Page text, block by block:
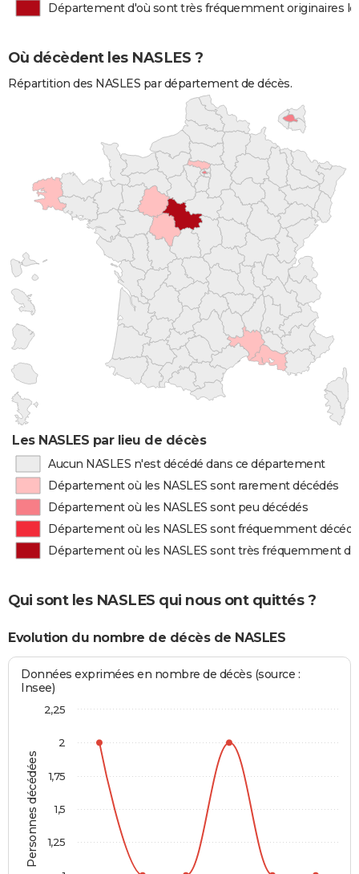
Département d'où sont très fréquemment originaires
Où décèdent les NASLES ?
Répartition des NASLES par département de décès.
Les NASLES par lieu de décès
Aucun NASLES n'est décédé dans ce département
Département où les NASLES sont rarement décédés
Département où les NASLES sont peu décédés
Département où les NASLES sont fréquemment
Département où les NASLES sont très fréquemment
Qui sont les NASLES qui nous ont quittés ?
Evolution du nombre de décès de NASLES
Personnes décédées
Données exprimées en nombre de décès (source :
Insee)
1,25
1,5
1,75
2
2,25